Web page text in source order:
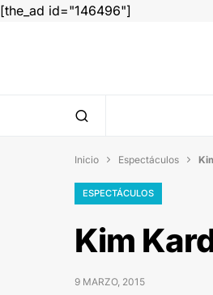
[the_ad id="146496"]
Inicio  Espectáculos 
ESPECTÁCULOS
Kim
9 MARZO, 2015